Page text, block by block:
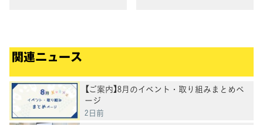
関連ニュース
【ご案内】8月のイベント・取り組みまとめペ
ージ
2日前